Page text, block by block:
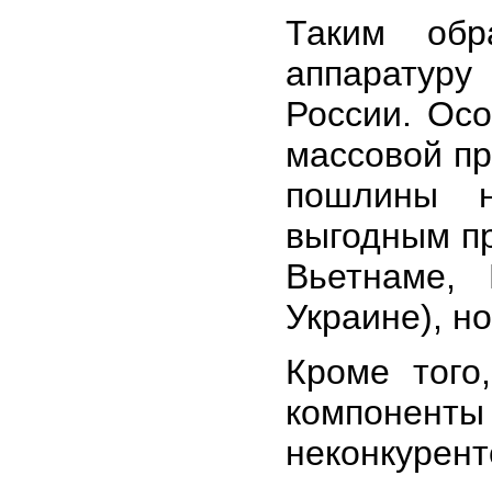
Таким
России.
массовой
пошлины
выгодным
Украине),
Кроме